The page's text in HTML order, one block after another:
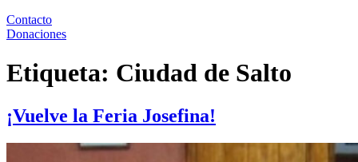
Contacto
Donaciones
Etiqueta: Ciudad de Salto
¡Vuelve la Feria Josefina!